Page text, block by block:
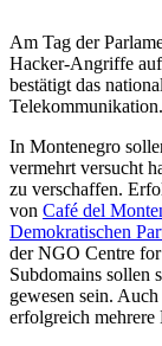
Am Tag der
Hacker-Angriffe auf
bestätigt das
In Montenegro
vermehrt versucht
zu verschaffen.
von Café del
Demokratischen
der NGO Centre
Subdomains sollen
gewesen sein.
erfolgreich mehrere